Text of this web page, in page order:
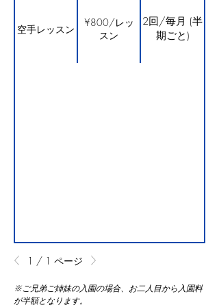
空手レッスン
¥800/レッ
スン
2回/毎月 (半
期ごと)
1 / 1 ページ
※ご兄弟ご姉妹の入園の場合、お二人目から入園料
が半額となります。